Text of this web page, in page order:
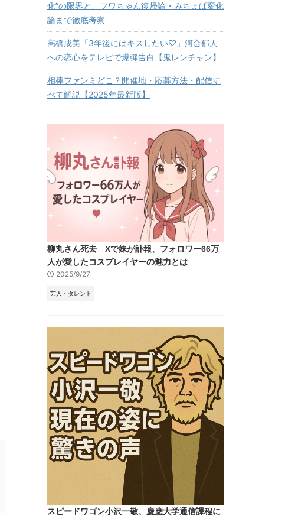
化”の限界と、フワちゃん復帰論・みちょぱ変化
論まで徹底考察
高橋成美「3年後にはキスしたい♡」河合郁人
への恋心をテレビで爆弾告白【鬼レンチャン】
相棒ファンミどこ？開催地・応募方法・配信す
べて解説【2025年最新版】
柳丸さん死去 Xで妹が訃報、フォロワー66万
人が愛したコスプレイヤーの魅力とは
2025/9/27
芸人・タレント
スピードワゴン小沢一敬、慶應大学通信課程に